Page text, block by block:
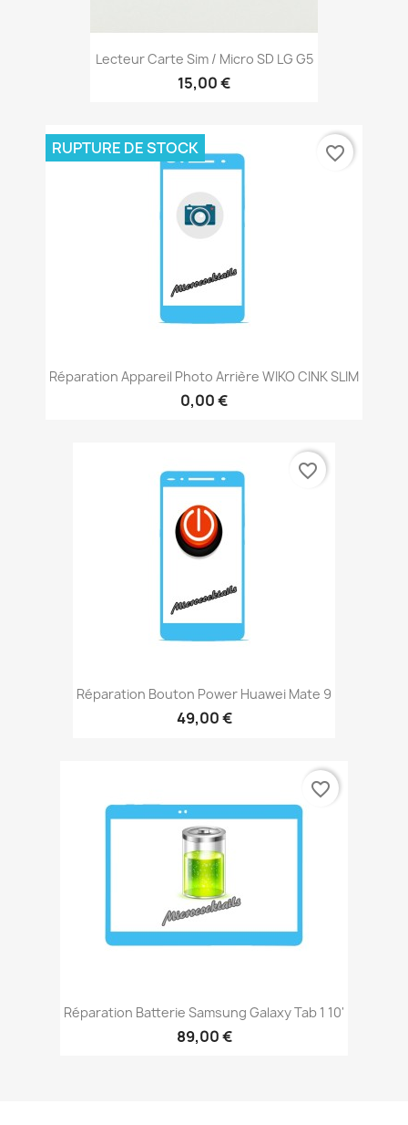
Lecteur Carte Sim / Micro SD LG G5
15,00 €
Réparation Appareil Photo Arrière WIKO CINK SLIM
0,00 €
RUPTURE DE STOCK favorite_border
Réparation Bouton Power Huawei Mate 9
49,00 €
favorite_border
Réparation Batterie Samsung Galaxy Tab 1 10'
89,00 €
favorite_border